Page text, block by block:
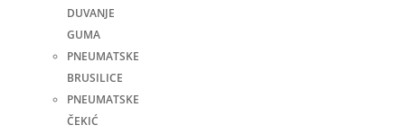
DUVANJE
GUMA
PNEUMATSKE
BRUSILICE
PNEUMATSKE
ČEKIĆ